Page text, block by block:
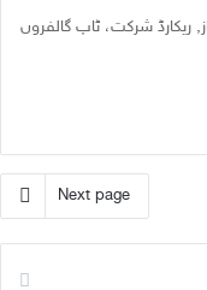
2025 کا باقاعدہ آغاز, ریکارڈ شرکت، ٹاپ گالفروں
Next page